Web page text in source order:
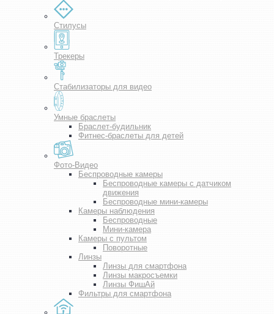
Стилусы
Трекеры
Стабилизаторы для видео
Умные браслеты
Браслет-будильник
Фитнес-браслеты для детей
Фото-Видео
Беспроводные камеры
Беспроводные камеры с датчиком
движения
Беспроводные мини-камеры
Камеры наблюдения
Беспроводные
Мини-камера
Камеры с пультом
Поворотные
Линзы
Линзы для смартфона
Линзы макросъемки
Линзы ФишАй
Фильтры для смартфона